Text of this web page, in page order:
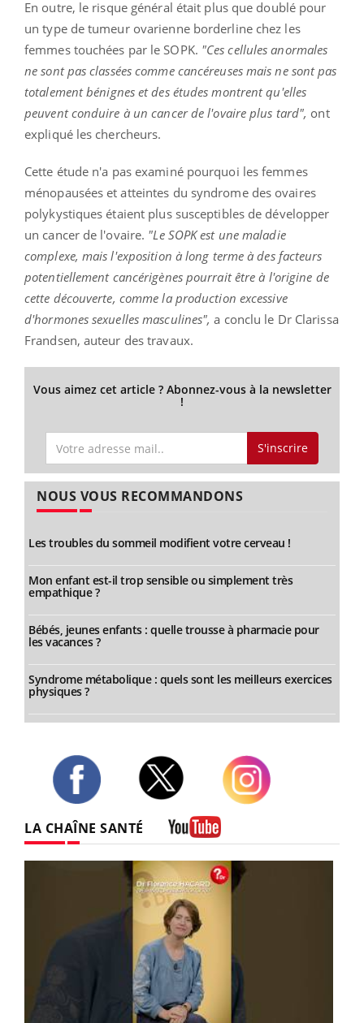
En outre, le risque général était plus que doublé pour
un type de tumeur ovarienne borderline chez les
femmes touchées par le SOPK. "Ces cellules anormales
ne sont pas classées comme cancéreuses mais ne sont pas
totalement bénignes et des études montrent qu'elles
peuvent conduire à un cancer de l'ovaire plus tard", ont
expliqué les chercheurs.
Cette étude n'a pas examiné pourquoi les femmes
ménopausées et atteintes du syndrome des ovaires
polykystiques étaient plus susceptibles de développer
un cancer de l'ovaire. "Le SOPK est une maladie
complexe, mais l'exposition à long terme à des facteurs
potentiellement cancérigènes pourrait être à l'origine de
cette découverte, comme la production excessive
d'hormones sexuelles masculines", a conclu le Dr Clarissa
Frandsen, auteur des travaux.
Vous aimez cet article ? Abonnez-vous à la newsletter
!
S'inscrire
NOUS VOUS RECOMMANDONS
Les troubles du sommeil modifient votre cerveau !
Mon enfant est-il trop sensible ou simplement très
empathique ?
Bébés, jeunes enfants : quelle trousse à pharmacie pour
les vacances ?
Syndrome métabolique : quels sont les meilleurs exercices
physiques ?
LA CHAÎNE SANTÉ